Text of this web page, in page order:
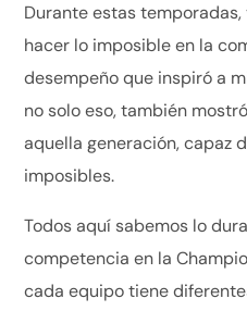
Durante estas temporadas,
hacer lo imposible en la
desempeño que inspiró a
no solo eso, también
aquella generación, capaz
imposibles.
Todos aquí sabemos lo
competencia en la
cada equipo tiene